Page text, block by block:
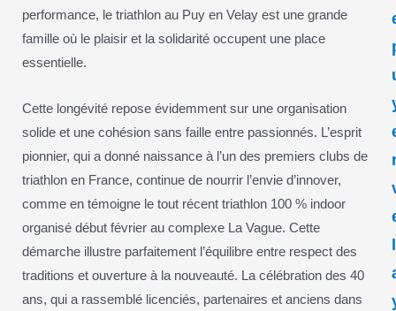
performance, le triathlon au Puy en Velay est une grande
famille où le plaisir et la solidarité occupent une place
essentielle.
Cette longévité repose évidemment sur une organisation
solide et une cohésion sans faille entre passionnés. L’esprit
pionnier, qui a donné naissance à l’un des premiers clubs de
triathlon en France, continue de nourrir l’envie d’innover,
comme en témoigne le tout récent triathlon 100 % indoor
organisé début février au complexe La Vague. Cette
démarche illustre parfaitement l’équilibre entre respect des
traditions et ouverture à la nouveauté. La célébration des 40
ans, qui a rassemblé licenciés, partenaires et anciens dans
l